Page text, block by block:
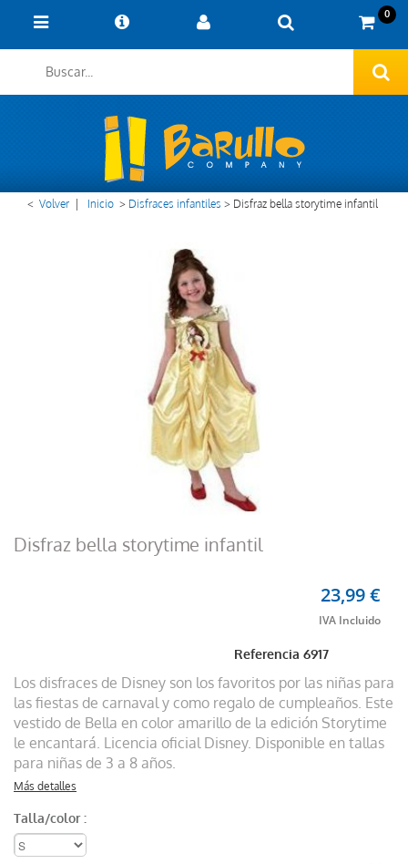
0
< Volver Inicio > Disfraces infantiles > Disfraz bella storytime infantil
Disfraz bella storytime infantil
Referencia6917
23,99 €
Los disfraces de Disney son los favoritos por las niñas para
las fiestas de carnaval y como regalo de cumpleaños. Este
vestido de Bella en color amarillo de la edición Storytime
le encantará. Licencia oficial Disney. Disponible en tallas
para niñas de 3 a 8 años.
Más detalles
Talla/color :